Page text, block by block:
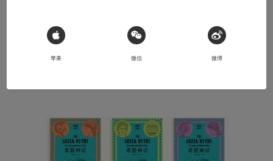
本文系用户投稿，不代表机核网观点
 Sign in with Apple
苹果 微信 微博